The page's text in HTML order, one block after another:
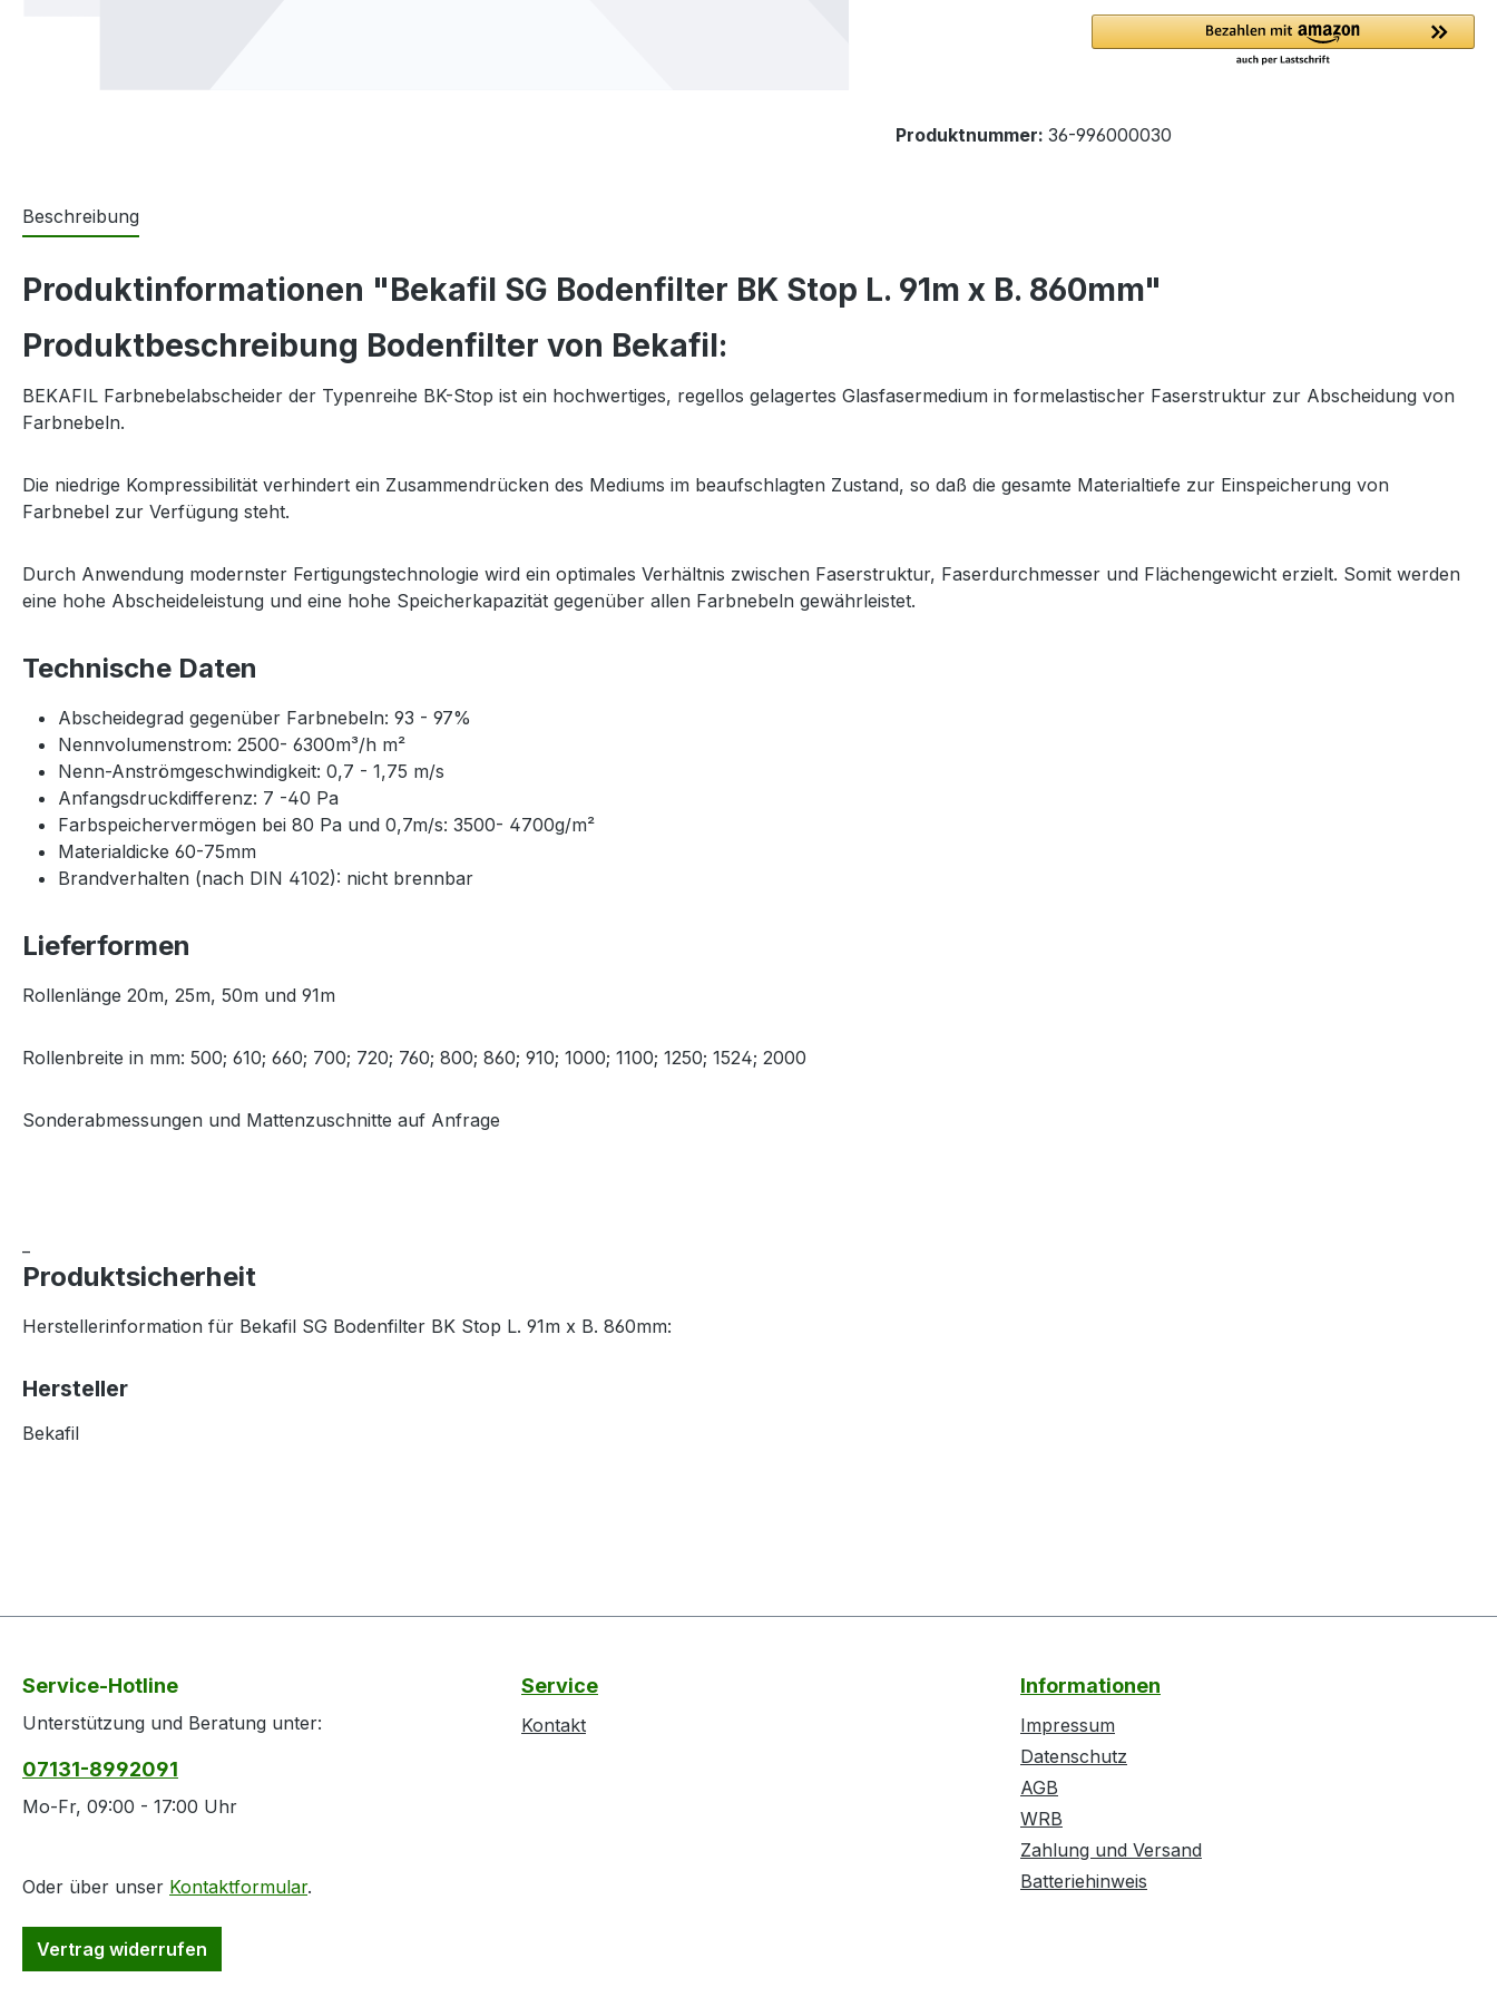
Produktnummer: 36-996000030
Beschreibung
Produktinformationen "Bekafil SG Bodenfilter BK Stop L. 91m x B. 860mm"
Produktbeschreibung Bodenfilter von Bekafil:
BEKAFIL Farbnebelabscheider der Typenreihe BK-Stop ist ein hochwertiges, regellos gelagertes Glasfasermedium in formelastischer Faserstruktur zur Abscheidung von
Farbnebeln.
Die niedrige Kompressibilität verhindert ein Zusammendrücken des Mediums im beaufschlagten Zustand, so daß die gesamte Materialtiefe zur Einspeicherung von
Farbnebel zur Verfügung steht.
Durch Anwendung modernster Fertigungstechnologie wird ein optimales Verhältnis zwischen Faserstruktur, Faserdurchmesser und Flächengewicht erzielt. Somit werden
eine hohe Abscheideleistung und eine hohe Speicherkapazität gegenüber allen Farbnebeln gewährleistet.
Technische Daten
Abscheidegrad gegenüber Farbnebeln: 93 - 97%
Nennvolumenstrom: 2500- 6300m³/h m²
Nenn-Anströmgeschwindigkeit: 0,7 - 1,75 m/s
Anfangsdruckdifferenz: 7 -40 Pa
Farbspeichervermögen bei 80 Pa und 0,7m/s: 3500- 4700g/m²
Materialdicke 60-75mm
Brandverhalten (nach DIN 4102): nicht brennbar
Lieferformen
Rollenlänge 20m, 25m, 50m und 91m
Rollenbreite in mm: 500; 610; 660; 700; 720; 760; 800; 860; 910; 1000; 1100; 1250; 1524; 2000
Sonderabmessungen und Mattenzuschnitte auf Anfrage
Produktsicherheit
Herstellerinformation für Bekafil SG Bodenfilter BK Stop L. 91m x B. 860mm:
Hersteller
Bekafil
Service-Hotline
Unterstützung und Beratung unter:
07131-8992091
Mo-Fr, 09:00 - 17:00 Uhr
Oder über unser Kontaktformular.
Vertrag widerrufen
Service
Kontakt
Informationen
Impressum
Datenschutz
AGB
WRB
Zahlung und Versand
Batteriehinweis